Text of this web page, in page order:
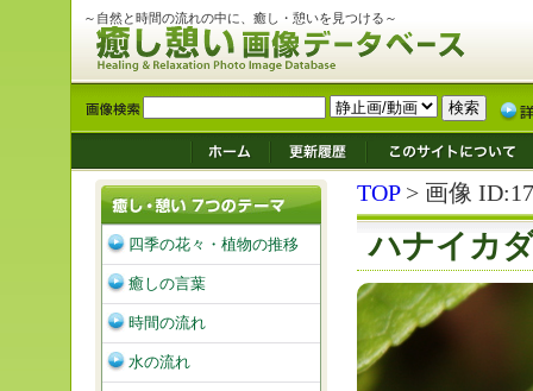
～自然と時間の流れの中に、癒し・憩いを見つける～
TOP> 画像
ハナイカ
四季の花々・植物の推移
癒しの言葉
時間の流れ
水の流れ